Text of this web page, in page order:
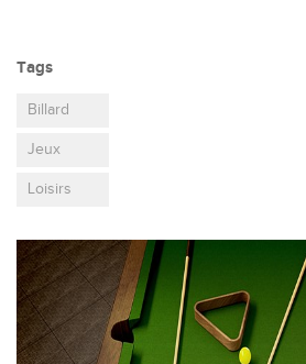
Tags
Billard
Jeux
Loisirs